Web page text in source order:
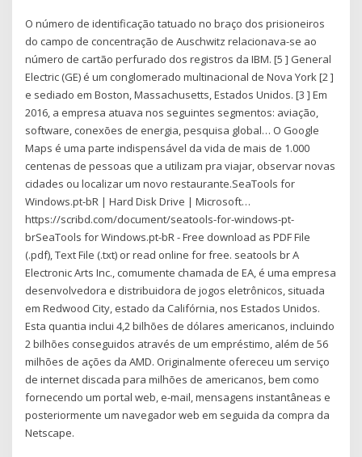
O número de identificação tatuado no braço dos prisioneiros
do campo de concentração de Auschwitz relacionava-se ao
número de cartão perfurado dos registros da IBM. [5 ] General
Electric (GE) é um conglomerado multinacional de Nova York [2 ]
e sediado em Boston, Massachusetts, Estados Unidos. [3 ] Em
2016, a empresa atuava nos seguintes segmentos: aviação,
software, conexões de energia, pesquisa global… O Google
Maps é uma parte indispensável da vida de mais de 1.000
centenas de pessoas que a utilizam pra viajar, observar novas
cidades ou localizar um novo restaurante.SeaTools for
Windows.pt-bR | Hard Disk Drive | Microsoft…
https://scribd.com/document/seatools-for-windows-pt-
brSeaTools for Windows.pt-bR - Free download as PDF File
(.pdf), Text File (.txt) or read online for free. seatools br A
Electronic Arts Inc., comumente chamada de EA, é uma empresa
desenvolvedora e distribuidora de jogos eletrônicos, situada
em Redwood City, estado da Califórnia, nos Estados Unidos.
Esta quantia inclui 4,2 bilhões de dólares americanos, incluindo
2 bilhões conseguidos através de um empréstimo, além de 56
milhões de ações da AMD. Originalmente ofereceu um serviço
de internet discada para milhões de americanos, bem como
fornecendo um portal web, e-mail, mensagens instantâneas e
posteriormente um navegador web em seguida da compra da
Netscape.